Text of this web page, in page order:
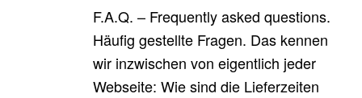
F.A.Q. – Frequently asked questions.
Häufig gestellte Fragen. Das kennen
wir inzwischen von eigentlich jeder
Webseite: Wie sind die Lieferzeiten